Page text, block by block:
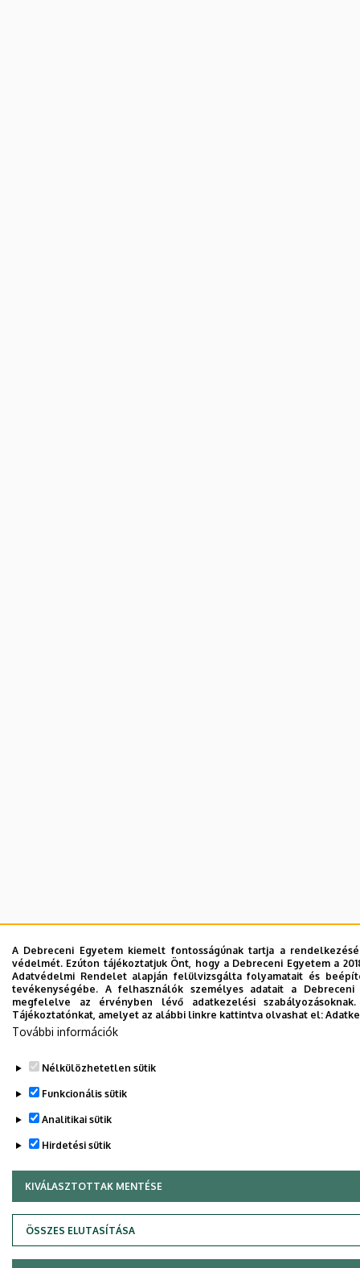
A Debreceni Egyetem kiemelt fontosságúnak tartja a
védelmét. Ezúton tájékoztatjuk Önt, hogy a Debreceni Egyetem a
Adatvédelmi Rendelet alapján felülvizsgálta folyamatait és
tevékenységébe. A felhasználók személyes adatait a
megfelelve az érvényben lévő adatkezelési
Tájékoztatónkat, amelyet az alábbi linkre kattintva olvashat el:
További információk
Nélkülözhetetlen sütik
Funkcionális sütik
Analitikai sütik
Hirdetési sütik
KIVÁLASZTOTTAK MENTÉSE
ÖSSZES ELUTASÍTÁSA
WITHDRAW CONSENT